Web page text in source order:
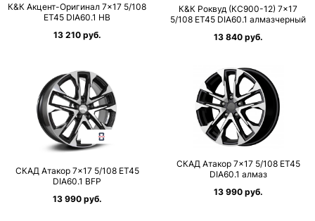
К&К Акцент-Оригинал 7×17 5/108
ET45 DIA60.1 HB
13 210 руб.
К&К Роквуд (КС900-12) 7×17
5/108 ET45 DIA60.1 алмазчерный
13 840 руб.
СКАД Атакор 7×17 5/108 ET45
DIA60.1 BFP
13 990 руб.
СКАД Атакор 7×17 5/108 ET45
DIA60.1 алмаз
13 990 руб.